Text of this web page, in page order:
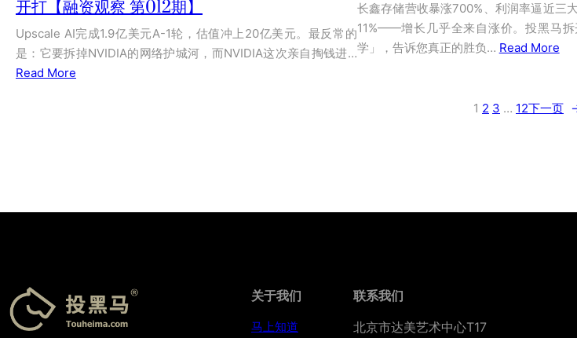
开打【融资观察 第012期】
Upscale AI完成1.9亿美元A-1轮，估值冲上20亿美元。最反常的
是：它要拆掉NVIDIA的网络护城河，而NVIDIA这次亲自掏钱进…
Read More
长鑫存储营收暴涨700%、利润率逼近三
11%——增长几乎全来自涨价。投黑马
学」，告诉您真正的胜负… Read More
1 2 3 … 12下一页
关于我们
马上知道
联系我们
北京市达美艺术中心T17